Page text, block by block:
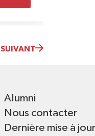
SUIVANT
Alumni
Nous contacter
Dernière mise à